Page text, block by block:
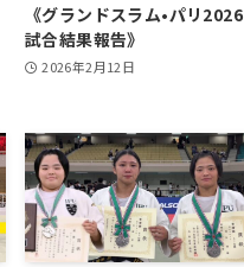
《グランドスラム•パリ2026
試合結果報告》
2026年2月12日